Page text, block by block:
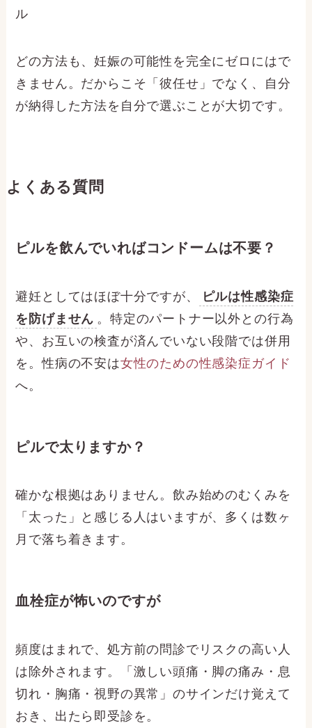
ル
どの方法も、妊娠の可能性を完全にゼロにはで
きません。だからこそ「彼任せ」でなく、自分
が納得した方法を自分で選ぶことが大切です。
よくある質問
ピルを飲んでいればコンドームは不要？
避妊としてはほぼ十分ですが、
ピルは性感染症
を防げません 。特定のパートナー以外との行為
や、お互いの検査が済んでいない段階では併用
を。性病の不安は女性のための性感染症ガイド
へ。
ピルで太りますか？
確かな根拠はありません。飲み始めのむくみを
「太った」と感じる人はいますが、多くは数ヶ
月で落ち着きます。
血栓症が怖いのですが
頻度はまれで、処方前の問診でリスクの高い人
は除外されます。「激しい頭痛・脚の痛み・息
切れ・胸痛・視野の異常」のサインだけ覚えて
おき、出たら即受診を。